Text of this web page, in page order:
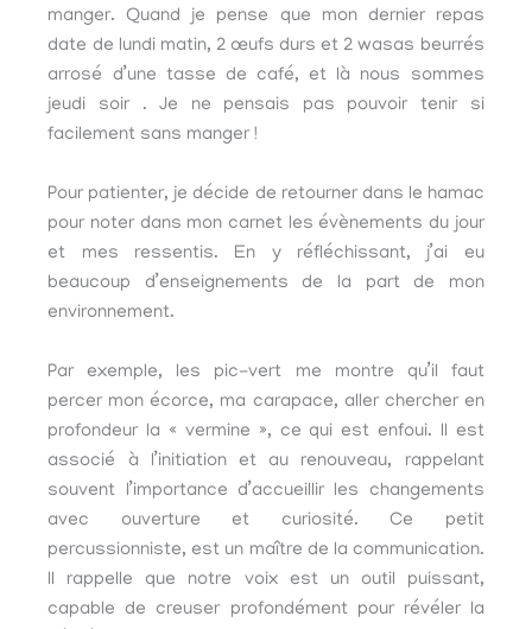
manger. Quand je pense que mon dernier repas
date de lundi matin, 2 œufs durs et 2 wasas beurrés
arrosé d’une tasse de café, et là nous sommes
jeudi soir . Je ne pensais pas pouvoir tenir si
facilement sans manger !
Pour patienter, je décide de retourner dans le hamac
pour noter dans mon carnet les évènements du jour
et mes ressentis. En y réfléchissant, j’ai eu
beaucoup d’enseignements de la part de mon
environnement.
Par exemple, les pic-vert me montre qu’il faut
percer mon écorce, ma carapace, aller chercher en
profondeur la « vermine », ce qui est enfoui. Il est
associé à l’initiation et au renouveau, rappelant
souvent l’importance d’accueillir les changements
avec ouverture et curiosité. Ce petit
percussionniste, est un maître de la communication.
Il rappelle que notre voix est un outil puissant,
capable de creuser profondément pour révéler la